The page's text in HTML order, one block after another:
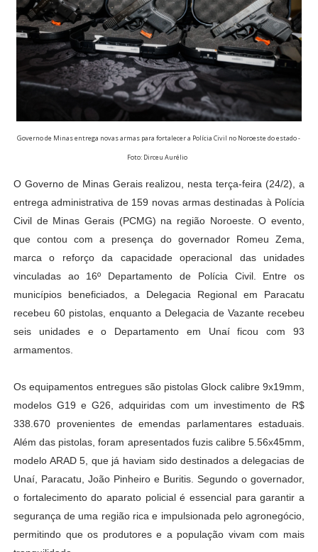
Governo de Minas entrega novas armas para fortalecer a Polícia Civil no Noroeste do estado -
Foto: Dirceu Aurélio
O Governo de Minas Gerais realizou, nesta terça-feira (24/2), a
entrega administrativa de 159 novas armas destinadas à Polícia
Civil de Minas Gerais (PCMG) na região Noroeste. O evento,
que contou com a presença do governador Romeu Zema,
marca o reforço da capacidade operacional das unidades
vinculadas ao 16º Departamento de Polícia Civil. Entre os
municípios beneficiados, a Delegacia Regional em Paracatu
recebeu 60 pistolas, enquanto a Delegacia de Vazante recebeu
seis unidades e o Departamento em Unaí ficou com 93
armamentos.
Os equipamentos entregues são pistolas Glock calibre 9x19mm,
modelos G19 e G26, adquiridas com um investimento de R$
338.670 provenientes de emendas parlamentares estaduais.
Além das pistolas, foram apresentados fuzis calibre 5.56x45mm,
modelo ARAD 5, que já haviam sido destinados a delegacias de
Unaí, Paracatu, João Pinheiro e Buritis. Segundo o governador,
o fortalecimento do aparato policial é essencial para garantir a
segurança de uma região rica e impulsionada pelo agronegócio,
permitindo que os produtores e a população vivam com mais